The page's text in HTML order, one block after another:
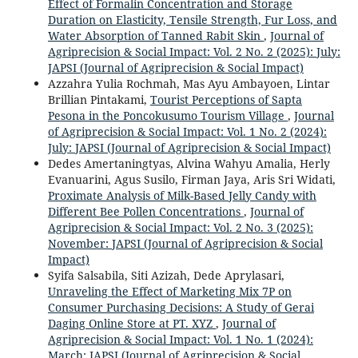
Effect of Formalin Concentration and Storage
Duration on Elasticity, Tensile Strength, Fur Loss, and
Water Absorption of Tanned Rabit Skin , Journal of
Agriprecision & Social Impact: Vol. 2 No. 2 (2025): July:
JAPSI (Journal of Agriprecision & Social Impact)
Azzahra Yulia Rochmah, Mas Ayu Ambayoen, Lintar
Brillian Pintakami, Tourist Perceptions of Sapta
Pesona in the Poncokusumo Tourism Village , Journal
of Agriprecision & Social Impact: Vol. 1 No. 2 (2024):
July: JAPSI (Journal of Agriprecision & Social Impact)
Dedes Amertaningtyas, Alvina Wahyu Amalia, Herly
Evanuarini, Agus Susilo, Firman Jaya, Aris Sri Widati,
Proximate Analysis of Milk-Based Jelly Candy with
Different Bee Pollen Concentrations , Journal of
Agriprecision & Social Impact: Vol. 2 No. 3 (2025):
November: JAPSI (Journal of Agriprecision & Social
Impact)
Syifa Salsabila, Siti Azizah, Dede Aprylasari,
Unraveling the Effect of Marketing Mix 7P on
Consumer Purchasing Decisions: A Study of Gerai
Daging Online Store at PT. XYZ , Journal of
Agriprecision & Social Impact: Vol. 1 No. 1 (2024):